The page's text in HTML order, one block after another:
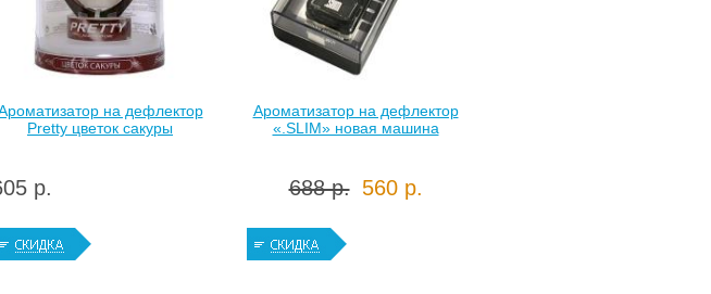
на дефлектор
Pretty цветок сакуры
р.
Ароматизатор на дефлектор
«.SLIM» новая машина
688 р. 560 р.